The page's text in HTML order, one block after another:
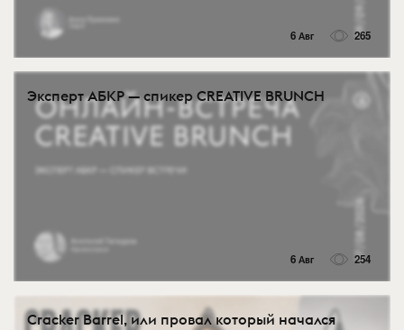
6 Авг 265
Эксперт АБКР — спикер CREATIVE BRUNCH
6 Авг 254
Cracker Barrel, или провал который начался